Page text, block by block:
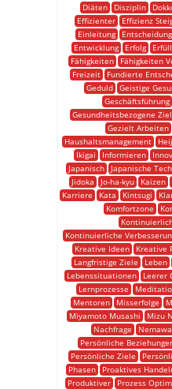
Diäten
Disziplin
Effizienter
Effizienz
Einleitung
Entwicklung
Erfolg
Fähigkeiten
Fähigkeiten
Freizeit
Fundierte
Geduld
Geistige
Geschäftsführung
Gesundheitsbezogene
Gezielt Arbeiten
Haushaltsmanagement
Ikigai
Informieren
Japanisch
Japanische
Jidoka
Jo-ha-kyu Kaizen
Karriere
Kata Kintsugi
Komfortzone
Kontinuierliche
Kreative Ideen
Kreative
Langfristige Ziele
Leben
Lebenssituationen
Leerer
Lernprozesse
Mentoren
Misserfolge
Miyamoto Musashi
Mizu
Nachfrage
Persönliche
Persönliche Ziele
Phasen
Proaktives
Produktiver
Prozess